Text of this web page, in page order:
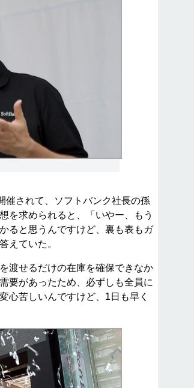
されて、ソフトバンク社長の孫
を求められると、「いやー、もう
ると思うんですけど、裏も表もガ
えていた。
渡せるだけの在庫を確保できなか
要があったため、必ずしも全員に
心苦しいんですけど、1日も早く